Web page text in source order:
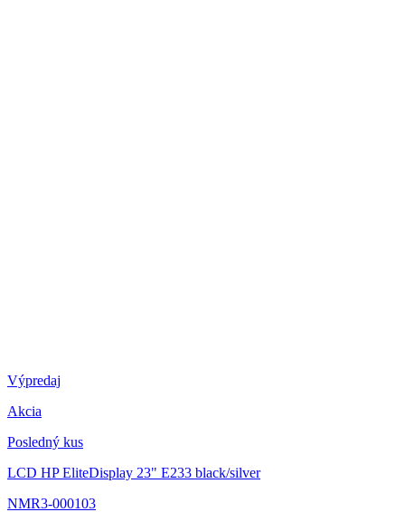
Výpredaj
Akcia
Posledný kus
LCD HP EliteDisplay 23" E233 black/silver
NMR3-000103